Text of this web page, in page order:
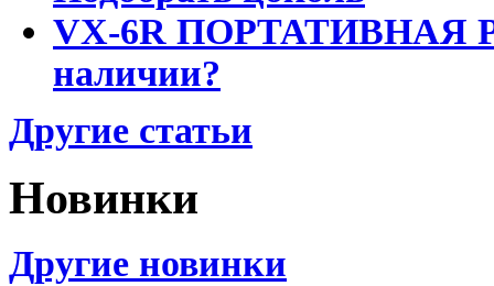
VX-6R ПОРТАТИВНАЯ
наличии?
Другие статьи
Новинки
Другие новинки